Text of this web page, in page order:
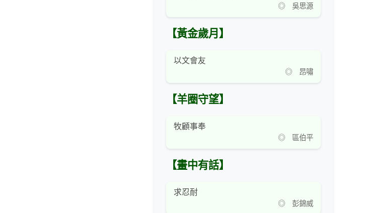
◎ 吳思源
【黃金歲月】
以文會友
◎ 昂嘯
【羊圈守望】
牧顧事奉
◎ 區伯平
【畫中有話】
求忍耐
◎ 彭錦威